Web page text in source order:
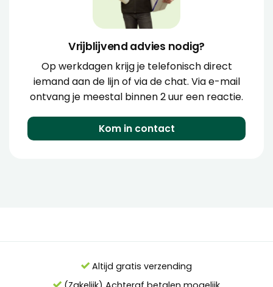
Vrijblijvend advies nodig?
Op werkdagen krijg je telefonisch direct
iemand aan de lijn of via de chat. Via e-mail
ontvang je meestal binnen 2 uur een reactie.
Kom in contact
Altijd gratis verzending